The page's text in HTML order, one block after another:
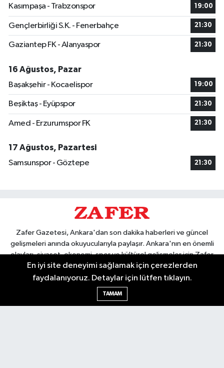
Kasımpaşa - Trabzonspor 19:00
Gençlerbirliği S.K. - Fenerbahçe 21:30
Gaziantep FK - Alanyaspor 21:30
16 Ağustos, Pazar
Başakşehir - Kocaelispor
19:00
Beşiktaş - Eyüpspor 21:30
Amed - Erzurumspor FK 21:30
17 Ağustos, Pazartesi
Samsunspor - Göztepe
21:30
Zafer Gazetesi, Ankara'dan son dakika haberleri ve güncel
gelişmeleri anında okuyucularıyla paylaşır. Ankara'nın en önemli
olayları, siyaset, ekonomi, spor ve kültürel gelişmeler için Zafer
Gazetesi'ni takip edin. Başkentin güvendiği haber kaynağı.
En iyi site deneyimi sağlamak için çerezlerden
faydalanıyoruz. Detaylar için lütfen tıklayın.
TAMAM